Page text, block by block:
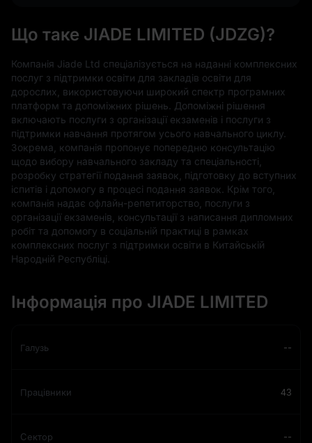
Що таке JIADE LIMITED (JDZG)?
Компанія Jiade Ltd спеціалізується на наданні комплексних
послуг з підтримки освіти для закладів освіти для
дорослих, використовуючи широкий спектр програмних
платформ та допоміжних рішень. Допоміжні рішення
включають послуги з організації екзаменів і послуги з
підтримки навчання протягом усього навчального циклу.
Зокрема, компанія пропонує попередню консультацію
щодо вибору навчального закладу та спеціальності,
розробку стратегії подання заявок, підготовку до вступних
іспитів і допомогу в процесі подання заявок. Крім того,
компанія надає офлайн-репетиторство, послуги з
організації екзаменів, консультації з написання дипломних
робіт та допомогу в соціальній практиці в рамках
комплексних послуг з підтримки освіти в Китайській
Народній Республіці.
Інформація про JIADE LIMITED
Галузь --
Працівники 43
Сектор --